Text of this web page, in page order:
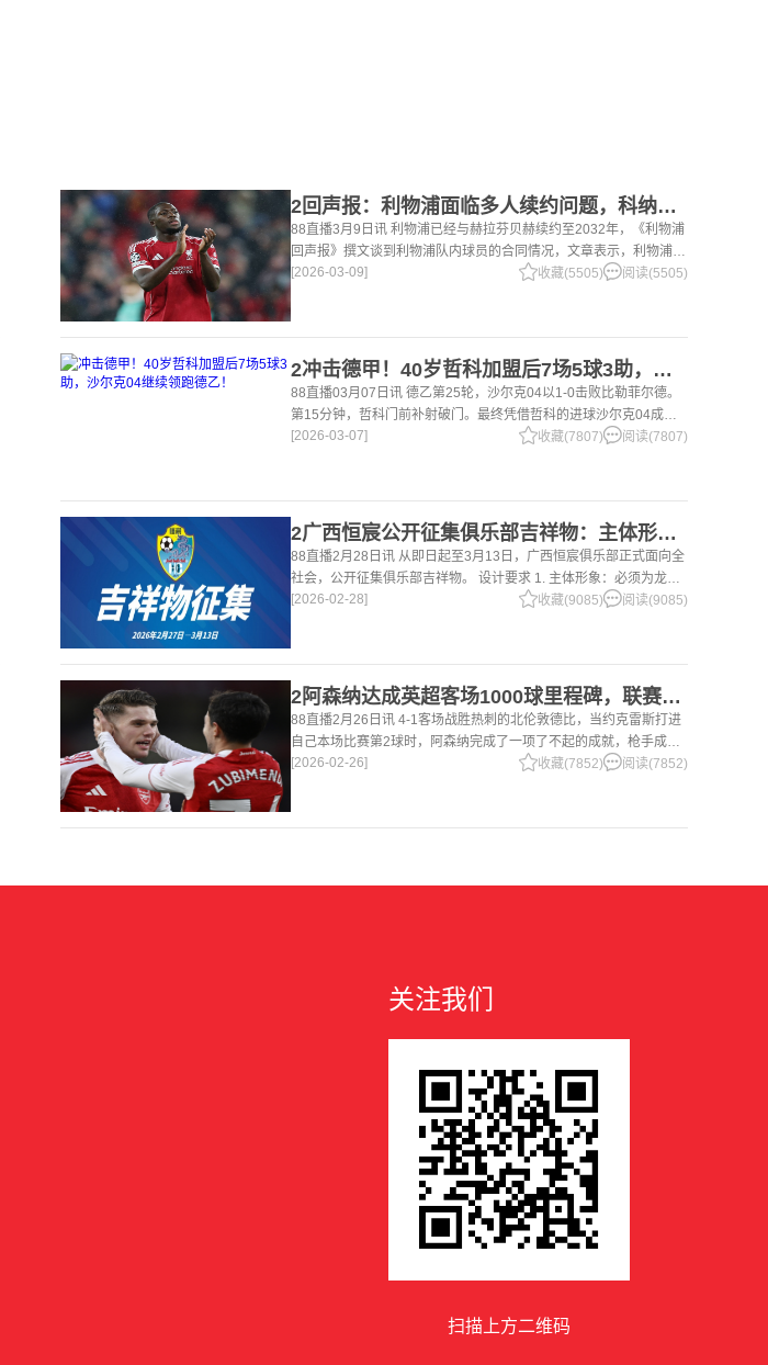
2回声报：利物浦面临多人续约问题，科纳特、罗伯逊合同今夏到期
88直播3月9日讯 利物浦已经与赫拉芬贝赫续约至2032年，《利物浦
回声报》撰文谈到利物浦队内球员的合同情况，文章表示，利物浦多
位球员面临合同问题。 对于利物浦来说，科纳特的合同将在本赛季
[2026-03-09] 收藏(5505) 阅读(5505)
2冲击德甲！40岁哲科加盟后7场5球3助，沙尔克04继续领跑德乙！
88直播03月07日讯 德乙第25轮，沙尔克04以1-0击败比勒菲尔德。
第15分钟，哲科门前补射破门。最终凭借哲科的进球沙尔克04成功
拿到3分，继续领跑德乙。 哲科还有10天将迎来自己40岁生日，在
[2026-03-07] 收藏(7807) 阅读(7807)
2广西恒宸公开征集俱乐部吉祥物：主体形象必须为龙
88直播2月28日讯 从即日起至3月13日，广西恒宸俱乐部正式面向全
社会，公开征集俱乐部吉祥物。 设计要求 1. 主体形象：必须为龙。
龙，是中华民族的精神图腾，象征着力量、进取与好运。在广西，这
[2026-02-28] 收藏(9085) 阅读(9085)
2阿森纳达成英超客场1000球里程碑，联赛历史仅次于曼联的1063球
88直播2月26日讯 4-1客场战胜热刺的北伦敦德比，当约克雷斯打进
自己本场比赛第2球时，阿森纳完成了一项了不起的成就，枪手成为
英超历史第2支在客场打进1000球的球队，仅次于曼联的1063球。
[2026-02-26] 收藏(7852) 阅读(7852)
关注我们
扫描上方二维码